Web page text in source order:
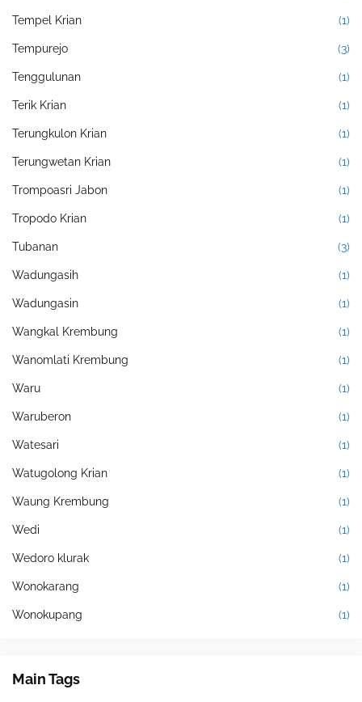
Tempel Krian (1)
Tempurejo (3)
Tenggulunan (1)
Terik Krian (1)
Terungkulon Krian (1)
Terungwetan Krian (1)
Trompoasri Jabon (1)
Tropodo Krian (1)
Tubanan (3)
Wadungasih (1)
Wadungasin (1)
Wangkal Krembung (1)
Wanomlati Krembung (1)
Waru (1)
Waruberon (1)
Watesari (1)
Watugolong Krian (1)
Waung Krembung (1)
Wedi (1)
Wedoro klurak (1)
Wonokarang (1)
Wonokupang (1)
Main Tags